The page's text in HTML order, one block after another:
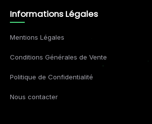
Informations Légales
Mentions Légales
Conditions Générales de Vente
Politique de Confidentialité
Nous contacter